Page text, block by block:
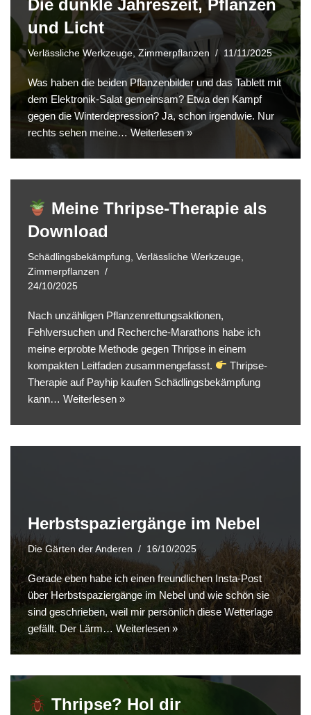
Die dunkle Jahreszeit, Pflanzen
und Licht
Verlässliche Werkzeuge, Zimmerpflanzen 11/11/2025
Was haben die beiden Pflanzenbilder und das Tablett mit
dem Elektronik-Salat gemeinsam? Etwa den Kampf
gegen die Winterdepression? Ja, schon irgendwie. Nur
rechts sehen meine… Weiterlesen »
Meine Thripse-Therapie als
Download
Schädlingsbekämpfung Verlässliche Werkzeuge
Zimmerpflanzen
24/10/2025
Nach unzähligen Pflanzenrettungsaktionen,
Fehlversuchen und Recherche-Marathons habe ich
meine erprobte Methode gegen Thripse in einem
kompakten Leitfaden zusammengefasst.
Thripse-
Therapie auf Payhip kaufen Schädlingsbekämpfung
kann… Weiterlesen »
Herbstspaziergänge im Nebel
Die Gärten der Anderen 16/10/2025
Gerade eben habe ich einen freundlichen Insta-Post
über Herbstspaziergänge im Nebel und wie schön sie
sind geschrieben, weil mir persönlich diese Wetterlage
gefällt. Der Lärm… Weiterlesen »
Thripse? Hol dir